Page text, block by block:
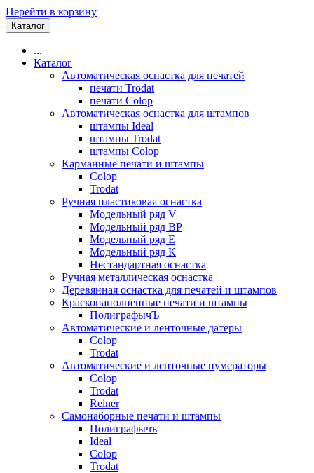
Перейти в корзину
Каталог
...
Каталог
Автоматическая оснастка для печатей
печати Trodat
печати Colop
Автоматическая оснастка для штампов
штампы Ideal
штампы Trodat
штампы Colop
Карманные печати и штампы
Colop
Trodat
Ручная пластиковая оснастка
Модельный ряд V
Модельный ряд ВР
Модельный ряд Е
Модельный ряд К
Нестандартная оснастка
Ручная металлическая оснастка
Деревянная оснастка для печатей и штампов
Красконаполненные печати и штампы
ПолиграфычЪ
Автоматические и ленточные датеры
Colop
Trodat
Автоматические и ленточные нумераторы
Colop
Trodat
Reiner
Самонаборные печати и штампы
Полиграфычъ
Ideal
Colop
Trodat